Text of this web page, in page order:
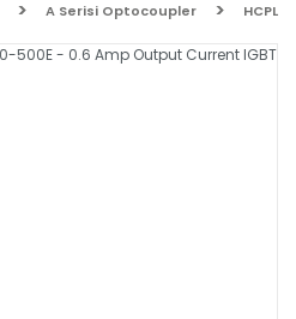
A Serisi Optocoupler